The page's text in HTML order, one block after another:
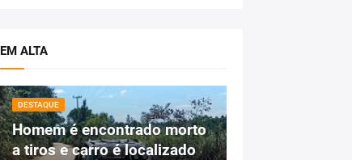
EM ALTA
DESTAQUE
Homem é encontrado morto
a tiros e carro é localizado